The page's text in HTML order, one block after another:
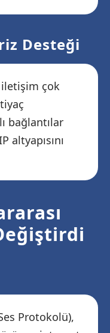
Desteği
çok
bağlantılar
altyapısını
Protokolü),